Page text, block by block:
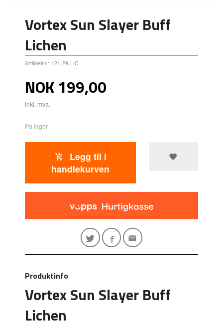
Vortex Sun Slayer Buff
Lichen
Artikkelnr.: 121-29-LIC
Pris
NOK199,00
inkl. mva.
På lager
Legg til i
handlekurven
Produktinfo
Vortex Sun Slayer Buff
Lichen